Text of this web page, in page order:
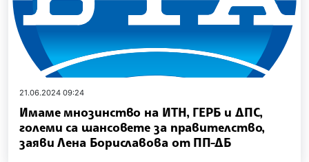
21.06.2024 09:24
Имаме мнозинство на ИТН, ГЕРБ и ДПС,
големи са шансовете за правителство,
заяви Лена Бориславова от ПП-ДБ